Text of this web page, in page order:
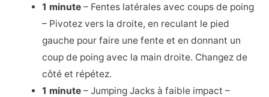
1 minute – Fentes latérales avec coups de poing
– Pivotez vers la droite, en reculant le pied
gauche pour faire une fente et en donnant un
coup de poing avec la main droite. Changez de
côté et répétez.
1 minute – Jumping Jacks à faible impact –